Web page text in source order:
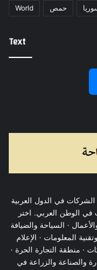
World حمص
Text
في الدول العربية
الوطن العربي. اختر
· السياحة والضيافة
المعلومات · الإعلام
· منطقة التجارة الحرة ·
والصناعة والزراعة في